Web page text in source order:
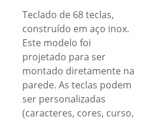
Teclado de 68 teclas,
construído em aço inox.
Este modelo foi
projetado para ser
montado diretamente na
parede. As teclas podem
ser personalizadas
(caracteres, cores, curso,